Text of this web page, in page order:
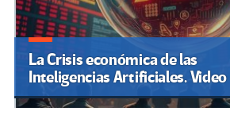
La Crisis económica de las
Inteligencias Artificiales. Video